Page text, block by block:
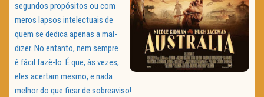
segundos propósitos ou com
meros lapsos intelectuais de
quem se dedica apenas a mal-
dizer. No entanto, nem sempre
é fácil fazê-lo. É que, às vezes,
eles acertam mesmo, e nada
melhor do que ficar de sobreaviso!